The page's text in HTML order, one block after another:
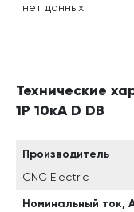
нет данных
Технические
1P 10кА D DB
Производитель
CNC Electric
Номинальный ток,